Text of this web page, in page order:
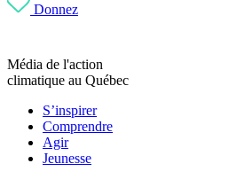
Donnez
Média de l'action
climatique au Québec
S’inspirer
Comprendre
Agir
Jeunesse